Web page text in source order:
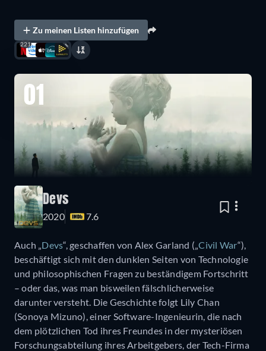
Zu meinen Listen hinzufügen
221
01
Devs
2020 7.6
Auch „ Devs“, geschaffen von Alex Garland („Civil War“),
beschäftigt sich mit den dunklen Seiten von Technologie
und philosophischen Fragen zu beständigem Fortschritt
– oder das, was man bisweilen fälschlicherweise
darunter versteht. Die Geschichte folgt Lily Chan
(Sonoya Mizuno), einer Software-Ingenieurin, die nach
dem plötzlichen Tod ihres Freundes in der mysteriösen
Forschungsabteilung ihres Arbeitgebers, der Tech-Firma